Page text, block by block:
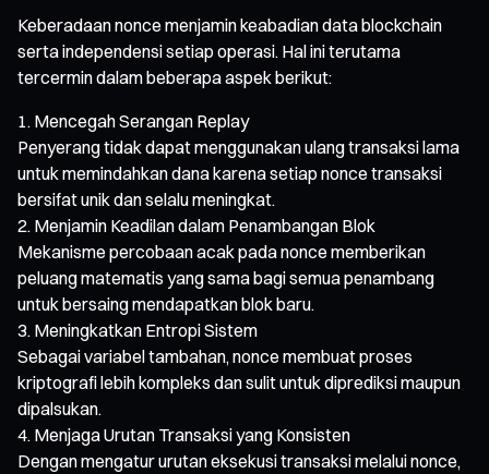
Keberadaan nonce menjamin keabadian data blockchain
serta independensi setiap operasi. Hal ini terutama
tercermin dalam beberapa aspek berikut:
Mencegah Serangan Replay
Penyerang tidak dapat menggunakan ulang transaksi lama
untuk memindahkan dana karena setiap nonce transaksi
bersifat unik dan selalu meningkat.
Menjamin Keadilan dalam Penambangan Blok
Mekanisme percobaan acak pada nonce memberikan
peluang matematis yang sama bagi semua penambang
untuk bersaing mendapatkan blok baru.
Meningkatkan Entropi Sistem
Sebagai variabel tambahan, nonce membuat proses
kriptografi lebih kompleks dan sulit untuk diprediksi maupun
dipalsukan.
Menjaga Urutan Transaksi yang Konsisten
Dengan mengatur urutan eksekusi transaksi melalui nonce,